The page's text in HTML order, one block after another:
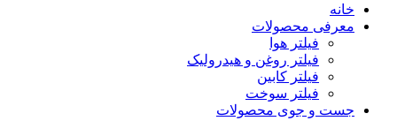
خانه
معرفی محصولات
فیلتر هوا
فیلتر روغن و هیدرولیک
فیلتر کابین
فیلتر سوخت
جست و جوی محصولات